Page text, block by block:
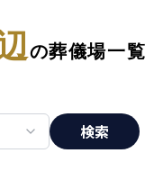
は？
頼 の葬儀場一覧
検索